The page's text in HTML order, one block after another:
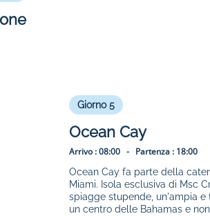
Giorno 5
Ocean Cay
Arrivo :08:00 - Partenza : 18:00
Ocean Cay fa parte della
Miami. Isola esclusiva di Msc
spiagge stupende, un'ampia
un centro delle Bahamas e